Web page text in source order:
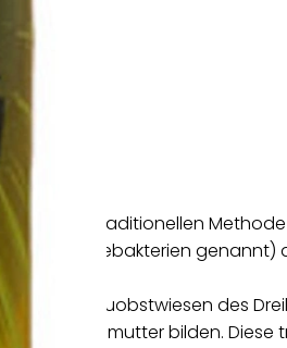
der traditionellen
Essigsäurebakterien
den Streuobstwiesen des
neue Essigmutter bilden.